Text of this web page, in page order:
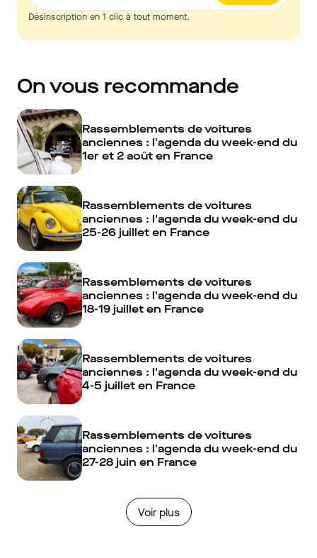
Désinscription en 1 clic à tout moment.
On vous recommande
Rassemblements de voitures
anciennes : l'agenda du week-end du
1er et 2 août en France
Rassemblements de voitures
anciennes : l'agenda du week-end du
25-26 juillet en France
Rassemblements de voitures
anciennes : l'agenda du week-end du
18-19 juillet en France
Rassemblements de voitures
anciennes : l'agenda du week-end du
4-5 juillet en France
Rassemblements de voitures
anciennes : l'agenda du week-end du
27-28 juin en France
Voir plus